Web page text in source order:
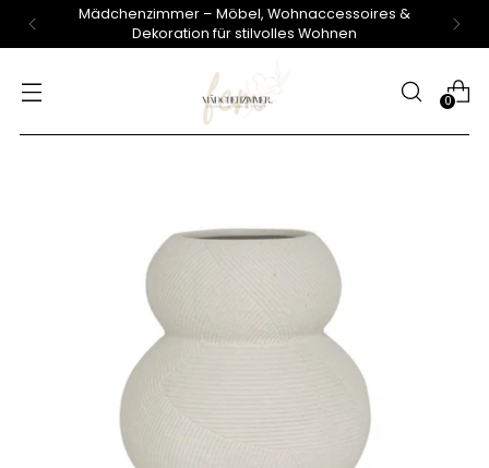
Mädchenzimmer – Möbel, Wohnaccessoires &
Dekoration für stilvolles Wohnen
0